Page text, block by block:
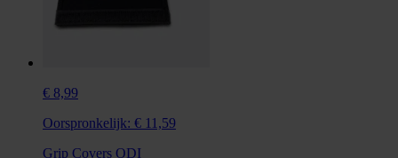
€ 8,99
Oorspronkelijk: € 11,59
Grip Covers ODI